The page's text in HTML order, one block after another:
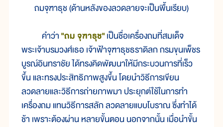
ถมจุฑาธุช (ด้านหลังของลวดลายจะเป็นพื้นเรียบ)
คำว่า"ถม จุฑาธุช"เป็นชื่อเครื่องถมที่สมเด็จ
พระเจ้าบรมวงศ์เธอ เจ้าฟ้าจุฑาธุชธราดิลก กรมขุนเพ็ชร
บูรณ์อินทราชัย ได้ทรงคิดพัฒนาให้มีกระบวนการที่เร็ว
ขึ้น และทรงประสิทธิภาพสูงขึ้น โดยนำวิธีการเขียน
ลวดลายและวิธีการถ่ายภาพมา ประยุกต์ใช้ในการทำ
เครื่องถม แทนวิธีการสลัก ลวดลายแบบโบราณ ซึ่งทำได้
ช้า เพราะต้องผ่าน หลายขั้นตอน นอกจากนั้น เมื่อนำขั้น